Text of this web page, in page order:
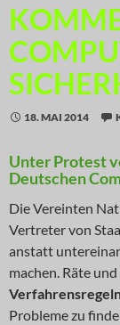
18. MAI 2014
Unter Protest
Deutschen
Die Vereinten
Vertreter von
anstatt
machen. Räte
Probleme zu